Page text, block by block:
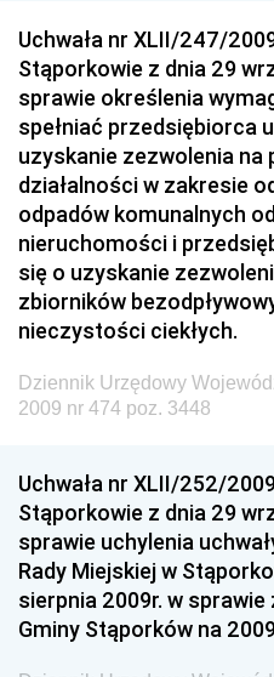
Dziennik Urzędowy
Dziennik Urzędowy
Dziennik Urzędowy
Kolejowego
Dziennik Urzędowy
Technologii
Dziennik Urzędowy
Dziennik Urzędowy
Państwowych
Dziennik Urzędowy
Rozwoju
Dziennik Urzędowy
Dziennik Urzędowy
Regionalnej
Dziennik Urzędowy
Dziennik Urzędowy
Uchwała nr XLII/247/
Stąporkowie z dnia 29
sprawie określenia
spełniać przedsiębiorca
uzyskanie zezwolenia na
działalności w zakresie
odpadów komunalnych
nieruchomości i
się o uzyskanie
zbiorników
nieczystości ciekłych.
Dziennik Urzędowy
2009 nr 474 poz. 3448
Uchwała nr XLII/252/
Stąporkowie z dnia 29
sprawie uchylenia
Rady Miejskiej w
sierpnia 2009r. w
Gminy Stąporków na